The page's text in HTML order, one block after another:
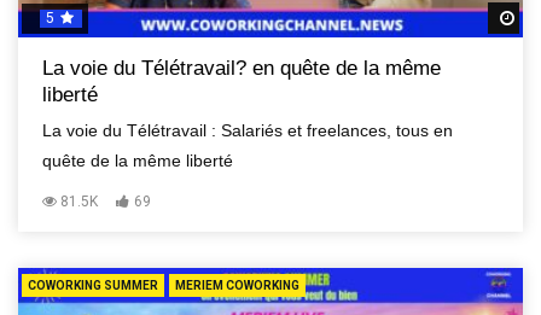
5
La voie du Télétravail? en quête de la même
liberté
La voie du Télétravail : Salariés et freelances, tous en
quête de la même liberté
81.5K 69
COWORKING SUMMER MERIEM COWORKING